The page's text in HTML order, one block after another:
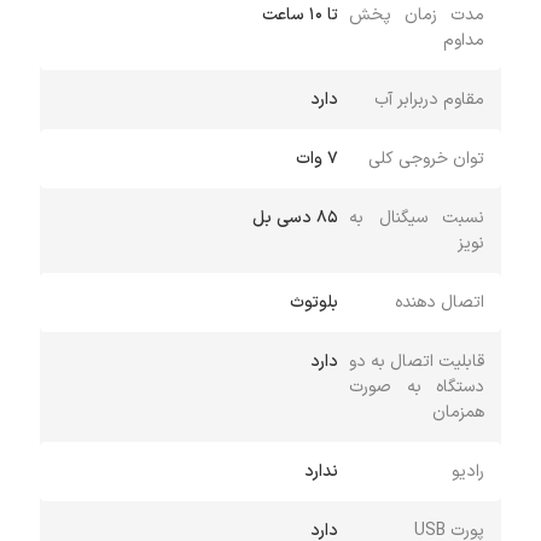
مدت زمان پخش
مداوم
تا 10 ساعت
مقاوم دربرابر آب دارد
توان خروجی کلی 7 وات
نسبت سیگنال به
نویز
85 دسی بل
اتصال دهنده بلوتوث
قابلیت اتصال به دو
دستگاه به صورت
همزمان
دارد
رادیو ندارد
پورت USB دارد